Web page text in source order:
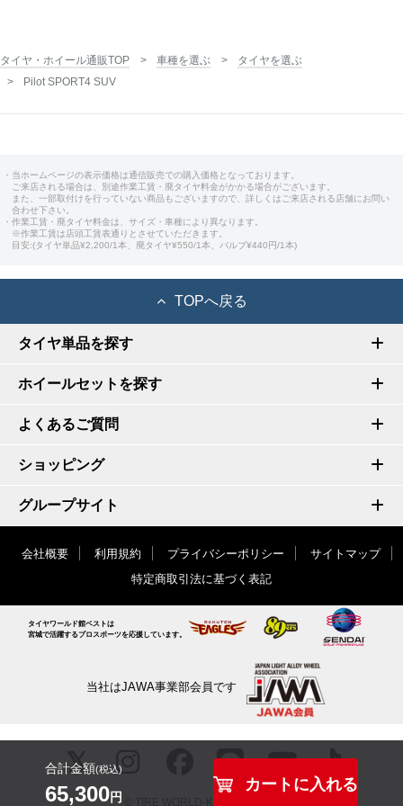
合計金額(税込)
65,300円
カートに入れる
タイヤ・ホイール通販TOP 車種を選ぶ
タイヤを選ぶ
Pilot SPORT4 SUV
・当ホームページの表示価格は通信販売での購入価格となっております。
ご来店される場合は、別途作業工賃・廃タイヤ料金がかかる場合がございます。
また、一部取付けを行っていない商品もございますので、詳しくはご来店される店舗にお問い
合わせ下さい。
・作業工賃・廃タイヤ料金は、サイズ・車種により異なります。
※作業工賃は店頭工賃表通りとさせていただきます。
目安:(タイヤ単品¥2,200/1本、廃タイヤ¥550/1本、バルブ¥440円/1本)
TOPへ戻る
タイヤ単品を探す
ホイールセットを探す
よくあるご質問
ショッピング
グループサイト
会社概要 利用規約 プライバシーポリシー
サイトマップ
特定商取引法に基づく表記
タイヤワールド館ベストは
宮城で活躍するプロスポーツを応援しています。
当社はJAWA事業部会員です